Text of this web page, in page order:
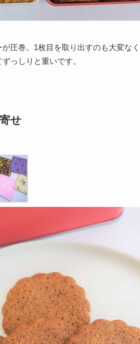
圧巻。1枚目を取り出すのも大変な
っしりと重いです。
せ